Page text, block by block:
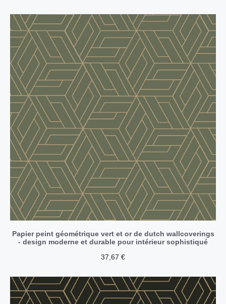
Papier peint géométrique vert et or de dutch wallcoverings
- design moderne et durable pour intérieur sophistiqué
37,67 €